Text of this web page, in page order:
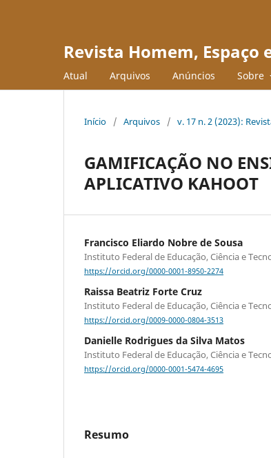
Revista Homem, Espaço
Atual Arquivos Anúncios Sobre
Início / Arquivos / v. 17 n. 2 (2023):
GAMIFICAÇÃO NO
APLICATIVO KAHOOT
Francisco Eliardo Nobre de Sousa
Instituto Federal de Educação, Ciência e
https://orcid.org/0000-0001-8950-2274
Raissa Beatriz Forte Cruz
Instituto Federal de Educação, Ciência e
https://orcid.org/0009-0000-0804-3513
Danielle Rodrigues da Silva Matos
Instituto Federal de Educação, Ciência e
https://orcid.org/0000-0001-5474-4695
Resumo